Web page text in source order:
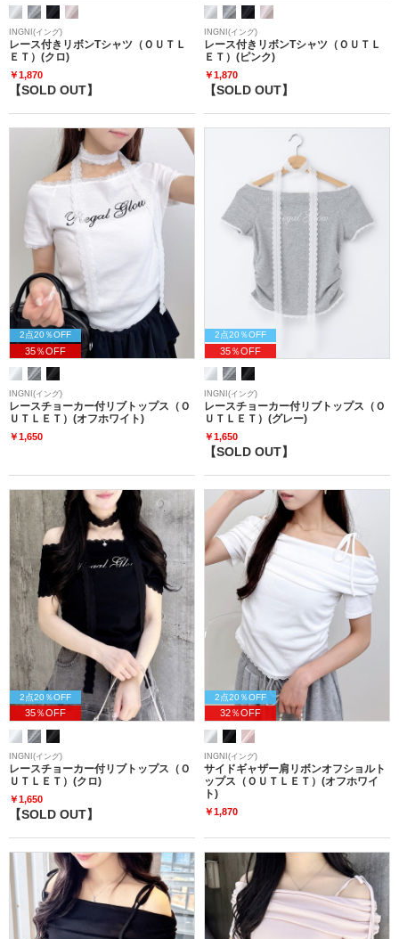
INGNI(イング)
レース付きリボンTシャツ（ＯＵＴＬ
ＥＴ）(クロ)
￥1,870
【SOLD OUT】
INGNI(イング)
レース付きリボンTシャツ（ＯＵＴＬ
ＥＴ）(ピンク)
￥1,870
【SOLD OUT】
2点20％OFF
35％OFF
INGNI(イング)
レースチョーカー付リブトップス（Ｏ
ＵＴＬＥＴ）(オフホワイト)
￥1,650
2点20％OFF
35％OFF
INGNI(イング)
レースチョーカー付リブトップス（Ｏ
ＵＴＬＥＴ）(グレー)
￥1,650
【SOLD OUT】
2点20％OFF
35％OFF
INGNI(イング)
レースチョーカー付リブトップス（Ｏ
ＵＴＬＥＴ）(クロ)
￥1,650
【SOLD OUT】
2点20％OFF
32％OFF
INGNI(イング)
サイドギャザー肩リボンオフショルト
ップス（ＯＵＴＬＥＴ）(オフホワイ
ト)
￥1,870